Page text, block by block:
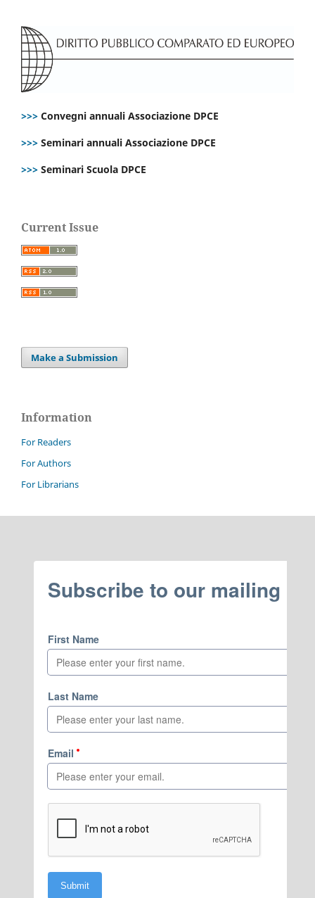
>>> Convegni annuali Associazione DPCE
>>> Seminari annuali Associazione DPCE
>>> Seminari Scuola DPCE
Current Issue
Make a Submission
Information
For Readers
For Authors
For Librarians